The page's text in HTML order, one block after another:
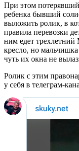
При этом потерявший
ребенка бывший
выложить ролик, в
правила перевозки
ним едет трехлетний
кресло, но мальчишка
чуть их окна не
Ролик с этим
у себя в телеграм-